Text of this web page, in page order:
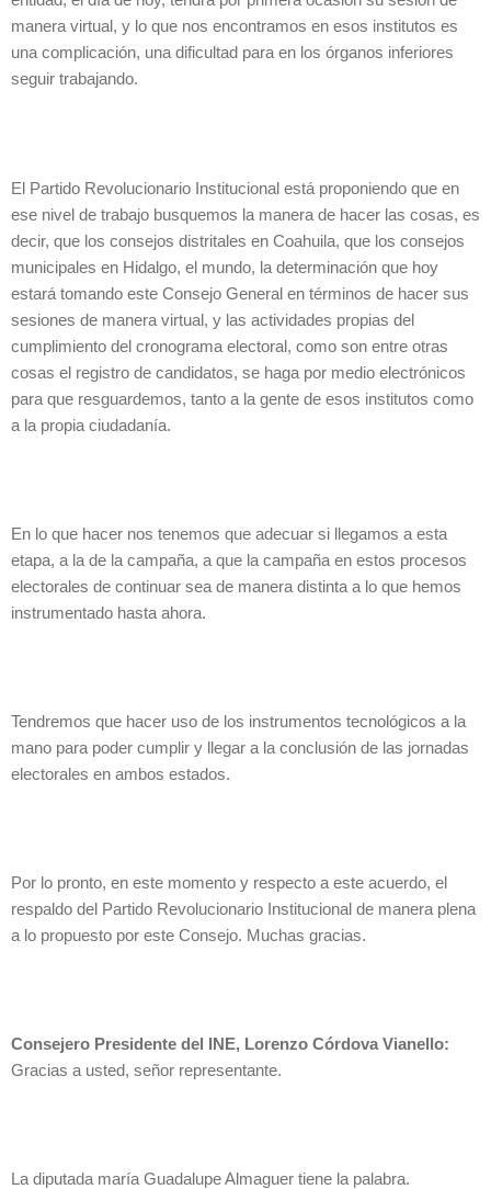
manera virtual, y lo que nos encontramos en esos institutos es
una complicación, una dificultad para en los órganos inferiores
seguir trabajando.
El Partido Revolucionario Institucional está proponiendo que en
ese nivel de trabajo busquemos la manera de hacer las cosas, es
decir, que los consejos distritales en Coahuila, que los consejos
municipales en Hidalgo, el mundo, la determinación que hoy
estará tomando este Consejo General en términos de hacer sus
sesiones de manera virtual, y las actividades propias del
cumplimiento del cronograma electoral, como son entre otras
cosas el registro de candidatos, se haga por medio electrónicos
para que resguardemos, tanto a la gente de esos institutos como
a la propia ciudadanía.
En lo que hacer nos tenemos que adecuar si llegamos a esta
etapa, a la de la campaña, a que la campaña en estos procesos
electorales de continuar sea de manera distinta a lo que hemos
instrumentado hasta ahora.
Tendremos que hacer uso de los instrumentos tecnológicos a la
mano para poder cumplir y llegar a la conclusión de las jornadas
electorales en ambos estados.
Por lo pronto, en este momento y respecto a este acuerdo, el
respaldo del Partido Revolucionario Institucional de manera plena
a lo propuesto por este Consejo. Muchas gracias.
Consejero Presidente del INE, Lorenzo Córdova Vianello:
Gracias a usted, señor representante.
La diputada maría Guadalupe Almaguer tiene la palabra.